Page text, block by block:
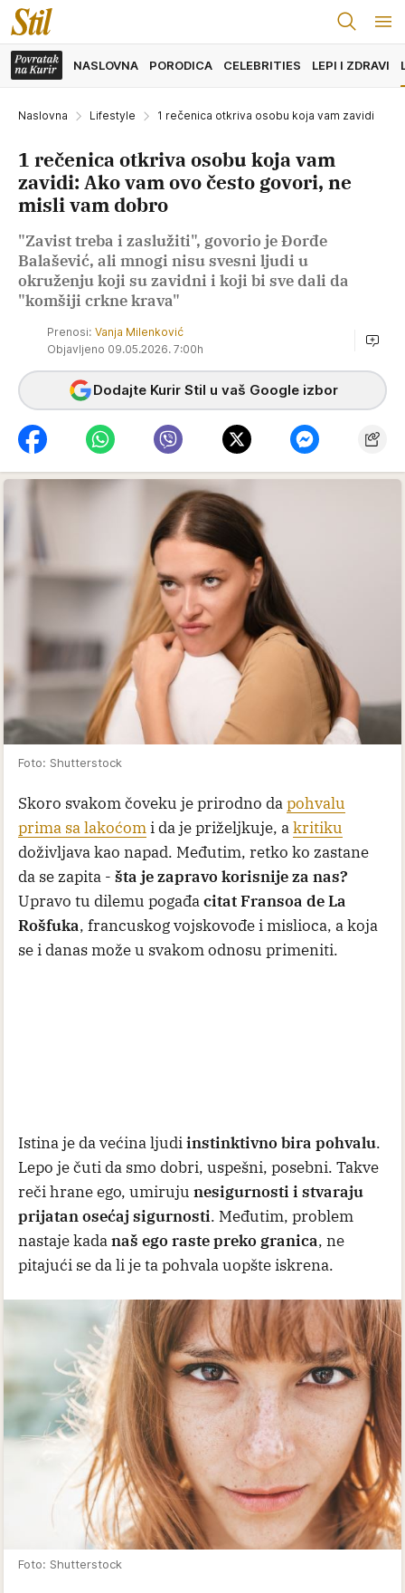
NASLOVNA PORODICA CELEBRITIES LEPI I ZDRAVI
Naslovna Lifestyle 1 rečenica otkriva osobu koja vam zavidi
1 rečenica otkriva osobu koja vam
zavidi: Ako vam ovo često govori, ne
misli vam dobro
"Zavist treba i zaslužiti", govorio je Đorđe
Balašević, ali mnogi nisu svesni ljudi u
okruženju koji su zavidni i koji bi sve dali da
"komšiji crkne krava"
Prenosi: Vanja Milenković
Objavljeno 09.05.2026. 7:00h
Dodajte Kurir Stil u vaš Google izbor
Foto: Shutterstock
Skoro svakom čoveku je prirodno dapohvalu
prima sa lakoćomi da je priželjkuje, akritiku
doživljava kao napad. Međutim, retko ko zastane
da se zapita - šta je zapravo korisnije za nas?
Upravo tu dilemu pogađacitat Fransoa de La
Rošfuka, francuskog vojskovođe i mislioca, a koja
se i danas može u svakom odnosu primeniti.
Istina je da većina ljudiinstinktivno bira pohvalu.
Lepo je čuti da smo dobri, uspešni, posebni. Takve
reči hrane ego, umiruju nesigurnosti i stvaraju
prijatan osećaj sigurnosti. Međutim, problem
nastaje kadanaš ego raste preko granica, ne
pitajući se da li je ta pohvala uopšte iskrena.
Foto: Shutterstock